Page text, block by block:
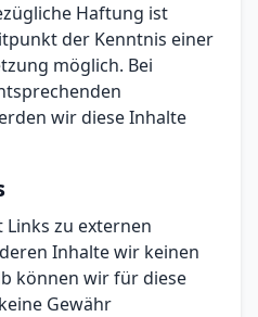
Haftung ist
der Kenntnis einer
möglich. Bei
wir diese Inhalte
zu externen
Inhalte wir keinen
können wir für diese
Gewähr